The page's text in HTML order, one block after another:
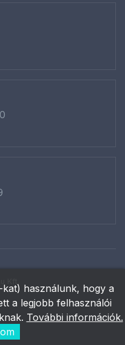
használunk, hogy a
a legjobb felhasználói
További információk.